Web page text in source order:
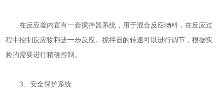
在反应釜内置有一套搅拌器系统，用于混合反应物料，在反应过
程中控制反应物料进一步反应。搅拌器的转速可以进行调节，根据实
验的需要进行精确控制。
3、安全保护系统